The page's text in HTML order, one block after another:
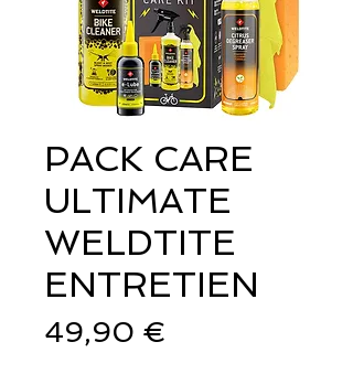
PACK CARE
ULTIMATE
WELDTITE
ENTRETIEN
49,90 €